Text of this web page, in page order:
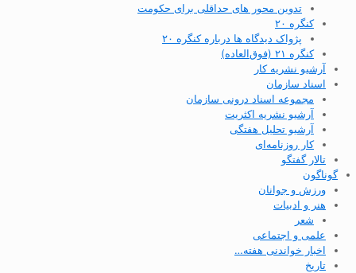
تدوین محور های حداقلی برای حکومت
کنگره ۲۰
پژواک دیدگاه ها درباره کنگره ۲۰
کنگره ۲۱ (فوق‌العاده)
آرشیو نشریه کار
اسناد سازمان
مجموعه اسناد درونی سازمان
آرشیو نشریه اکثریت
آرشیو تحلیل هفتگی
کار روزنامه‌ای
تالار گفتگو
گوناگون
ورزش و جوانان
هنر و ادبیات
شعر
علمی و اجتماعی
اخبار خواندنی هفته…
تاریخ